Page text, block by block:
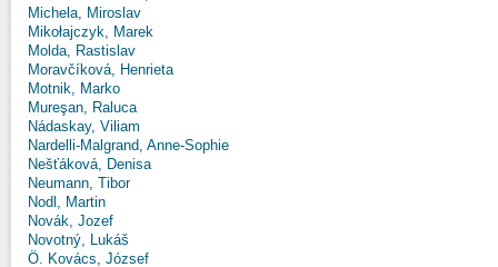
Michela, Miroslav
Mikołajczyk, Marek
Molda, Rastislav
Moravčíková, Henrieta
Motnik, Marko
Mureşan, Raluca
Nádaskay, Viliam
Nardelli-Malgrand, Anne-Sophie
Nešťáková, Denisa
Neumann, Tibor
Nodl, Martin
Novák, Jozef
Novotný, Lukáš
Ö. Kovács, József